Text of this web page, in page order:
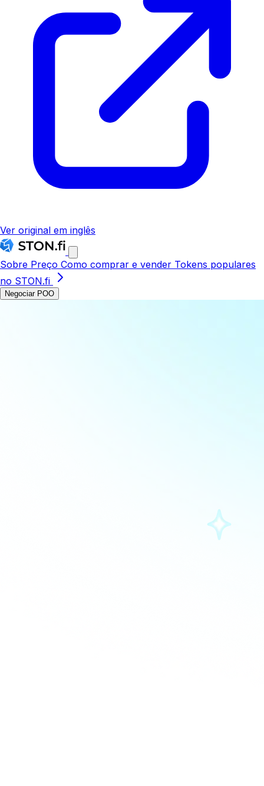
Ver original em inglês
Sobre Preço Como comprar e vender Tokens populares
no STON.fi
Negociar POO